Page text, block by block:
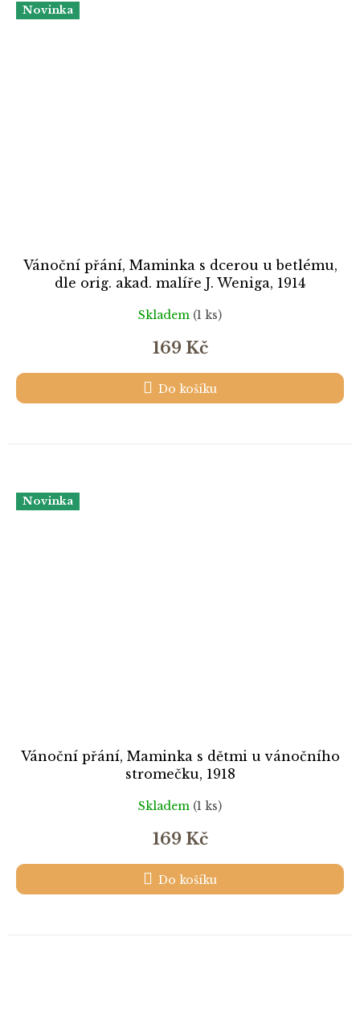
Novinka
Vánoční přání, Maminka s dcerou u betlému,
dle orig. akad. malíře J. Weniga, 1914
Skladem (1 ks)
169 Kč
Do košíku
Novinka
Vánoční přání, Maminka s dětmi u vánočního
stromečku, 1918
Skladem (1 ks)
169 Kč
Do košíku